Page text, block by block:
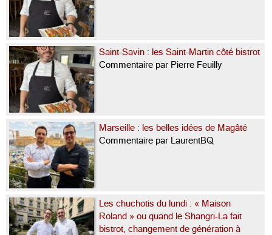
Saint-Savin : les Saint-Martin côté bistrot
Commentaire par Pierre Feuilly
Marseille : les belles idées de Magâté
Commentaire par LaurentBQ
Les chuchotis du lundi : « Maison
Roland » ou quand le Shangri-La fait
bistrot, changement de génération à